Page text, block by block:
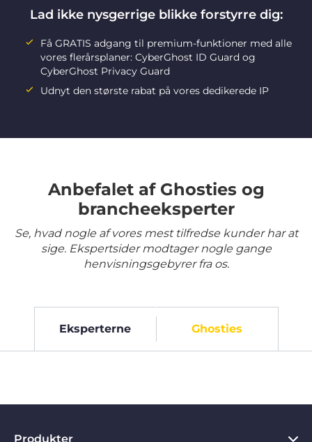
Lad ikke nysgerrige blikke forstyrre dig:
Få GRATIS adgang til premium-funktioner med alle
vores flerårsplaner: CyberGhost ID Guard og
CyberGhost Privacy Guard
Udnyt den største rabat på vores dedikerede IP
Anbefalet af Ghosties og
brancheeksperter
Se, hvad nogle af vores mest tilfredse kunder har at
sige. Ekspertsider modtager nogle gange
henvisningsgebyrer fra os.
Eksperterne Ghosties
Produkter